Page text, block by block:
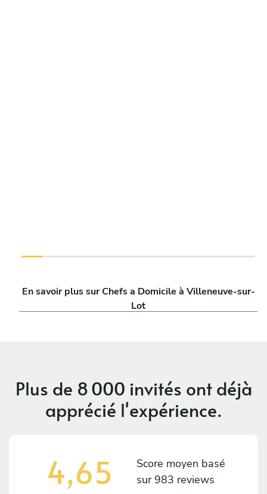
En savoir plus sur Chefs a Domicile à Villeneuve-sur-
Lot
Plus de 8 000 invités ont déjà
apprécié l'expérience.
4,65
Score moyen basé
sur 983 reviews